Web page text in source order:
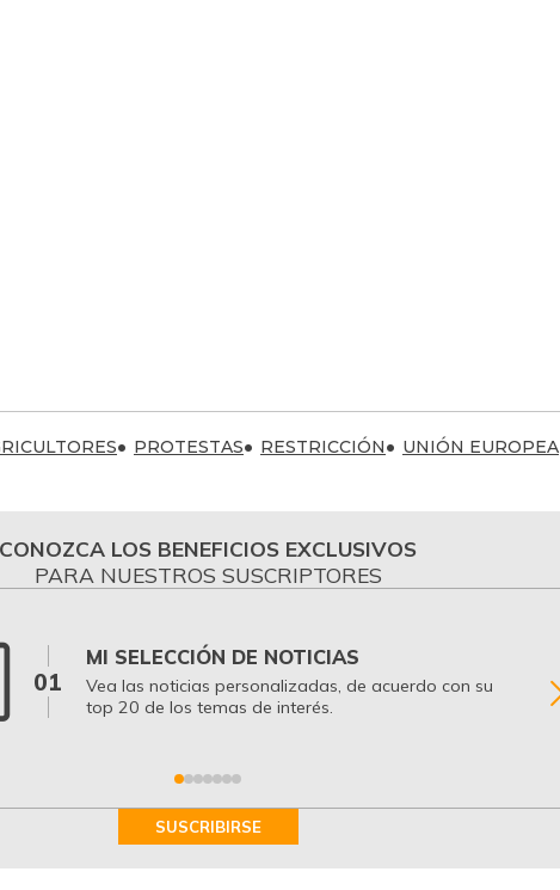
PROTESTAS RESTRICCIÓN UNIÓN EUROPEA
CONOZCA LOS BENEFICIOS EXCLUSIVOS
PARA NUESTROS SUSCRIPTORES
01
MI SELECCIÓN DE NOTICIAS
Vea las noticias personalizadas, de acuerdo con su
top 20 de los temas de interés.
SUSCRIBIRSE